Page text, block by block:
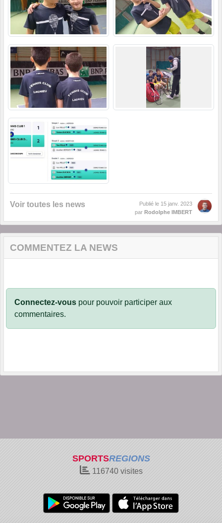
Voir toutes les news Publié le 15 janv. 2023
par Rodolphe IMBERT
COMMENTEZ LA NEWS
Connectez-vous pour pouvoir participer aux
commentaires.
SPORTSREGIONS
116740visites